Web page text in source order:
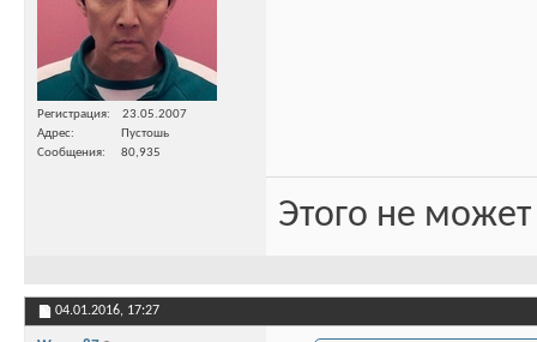
Регистрация
23.05.2007
Адрес
Пустошь
Сообщения
80,935
Этого не
04.01.2016, 17:27